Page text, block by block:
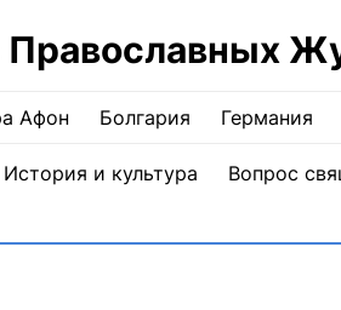
Афон Болгария Германия
История и культура Вопрос